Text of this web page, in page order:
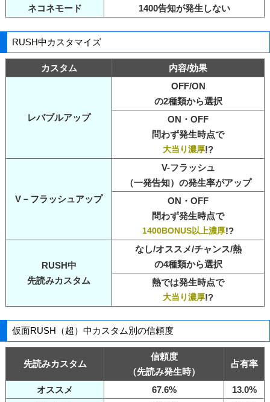
ネコネモード 1400告知が発生しない
RUSH中カスタマイズ
カスタム 内容/効果
レバブルアップ
OFF/ON
の2種類から選択
ON・OFF
問わず発生時点で
大当り濃厚!?
V－フラッシュアップ
V-フラッシュ
（一発告知）の発生率がアップ
ON・OFF
問わず発生時点で
1400BONUS以上濃厚!?
RUSH中
先読みカスタム
なし/オススメ/チャンス/熱
の4種類から選択
熱では発生時点で
大当り濃厚!?
仮面RUSH（超）中カスタム別の信頼度
先読みカスタム
信頼度
（先読み発生時）
占有率
オススメ 67.6%
13.0%